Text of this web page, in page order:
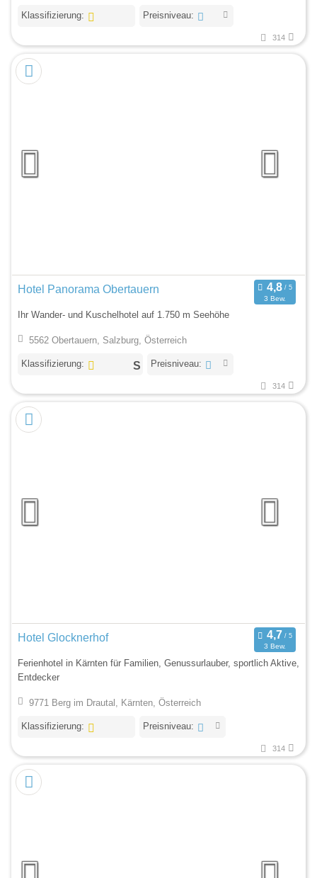
Klassifizierung: Preisniveau:
314
Hotel Panorama Obertauern
3 Bew.
Ihr Wander- und Kuschelhotel auf 1.750 m Seehöhe
5562 Obertauern, Salzburg, Österreich
Klassifizierung: Preisniveau:
314
Hotel Glocknerhof
3 Bew.
Ferienhotel in Kärnten für Familien, Genussurlauber, sportlich Aktive,
Entdecker
9771 Berg im Drautal, Kärnten, Österreich
Klassifizierung: Preisniveau:
314